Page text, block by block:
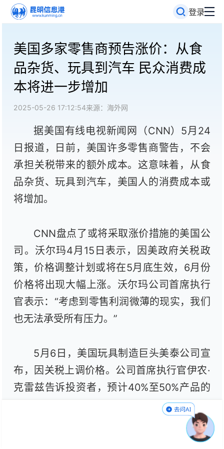
登录
美国多家零售商预告涨价：从食
品杂货、玩具到汽车 民众消费成
本将进一步增加
2025-05-26 17:12:54来源：海外网
据美国有线电视新闻网（CNN）5月24
日报道，日前，美国许多零售商警告，不会
承担关税带来的额外成本。这意味着，从食
品杂货、玩具到汽车，美国人的消费成本或
将增加。
CNN盘点了或将采取涨价措施的美国公
司。沃尔玛4月15日表示，因美政府关税政
策，价格调整计划或将在5月底生效，6月份
价格将出现大幅上涨。沃尔玛公司首席执行
官表示：“考虑到零售利润微薄的现实，我们
也无法承受所有压力。”
5月6日，美国玩具制造巨头美泰公司宣
布，因关税上调价格。公司首席执行官伊农·
克雷兹告诉投资者，预计40%至50%产品的
价格将保持在20美元或以下。然而，他也希
望美国能对全球玩具和游戏实施零关税政